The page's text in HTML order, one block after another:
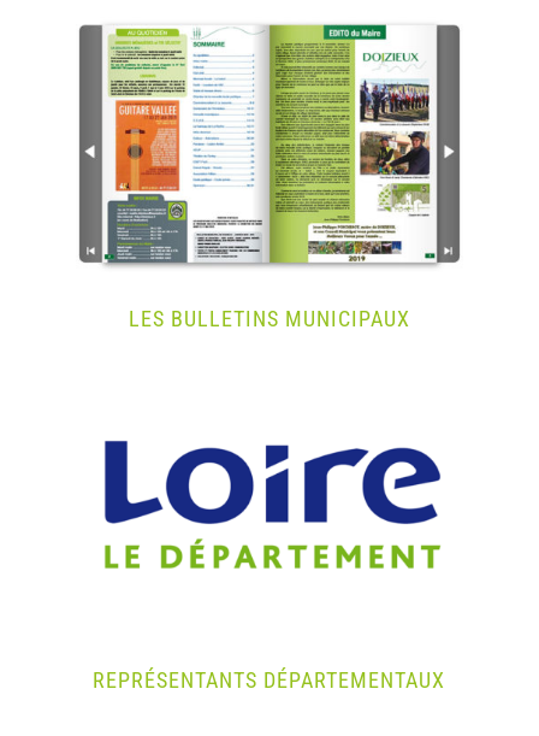
LES BULLETINS MUNICIPAUX
REPRÉSENTANTS DÉPARTEMENTAUX